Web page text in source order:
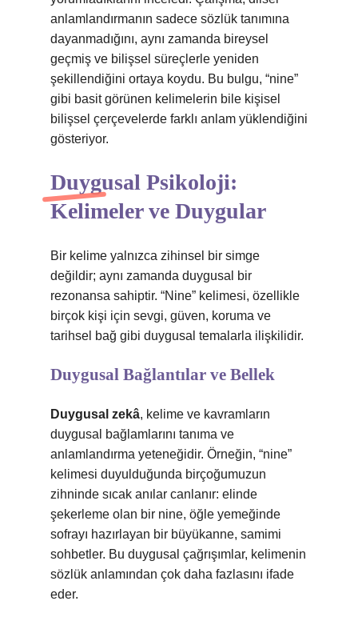
anlamlandırmanın sadece sözlük tanımına
dayanmadığını, aynı zamanda bireysel
geçmiş ve bilişsel süreçlerle yeniden
şekillendiğini ortaya koydu. Bu bulgu, “nine”
gibi basit görünen kelimelerin bile kişisel
bilişsel çerçevelerde farklı anlam yüklendiğini
gösteriyor.
Duygusal Psikoloji:
Kelimeler ve Duygular
Bir kelime yalnızca zihinsel bir simge
değildir; aynı zamanda duygusal bir
rezonansa sahiptir. “Nine” kelimesi, özellikle
birçok kişi için sevgi, güven, koruma ve
tarihsel bağ gibi duygusal temalarla ilişkilidir.
Duygusal Bağlantılar ve Bellek
Duygusal zekâ, kelime ve kavramların
duygusal bağlamlarını tanıma ve
anlamlandırma yeteneğidir. Örneğin, “nine”
kelimesi duyulduğunda birçoğumuzun
zihninde sıcak anılar canlanır: elinde
şekerleme olan bir nine, öğle yemeğinde
sofrayı hazırlayan bir büyükanne, samimi
sohbetler. Bu duygusal çağrışımlar, kelimenin
sözlük anlamından çok daha fazlasını ifade
eder.